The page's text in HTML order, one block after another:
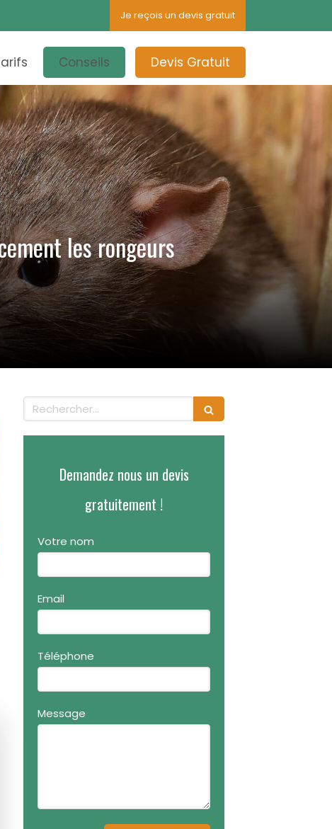
Je reçois un devis gratuit
Conseils Devis Gratuit
les rongeurs
Rechercher
Demandez nous un devis
gratuitement !
Votre nom
Email
Téléphone
Message